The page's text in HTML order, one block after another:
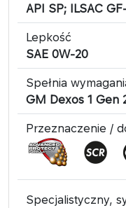
API SP; ILSAC
Lepkość
SAE 0W-20
Spełnia
GM Dexos 1 Gen
Przeznaczenie /
Specjalistyczny,